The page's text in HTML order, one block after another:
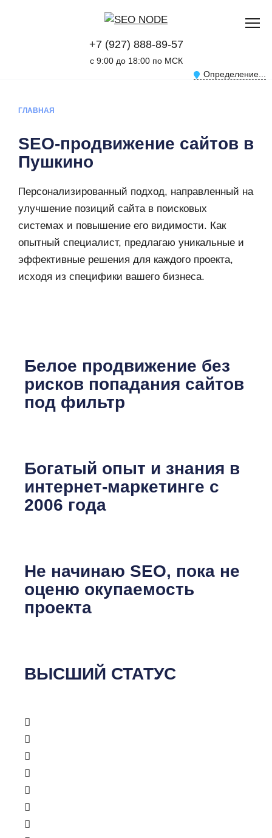
+7 (927) 888-89-57
с 9:00 до 18:00 по МСК
Определение...
ГЛАВНАЯ
SEO-продвижение сайтов в
Пушкино
Персонализированный подход, направленный на
улучшение позиций сайта в поисковых
системах и повышение его видимости. Как
опытный специалист, предлагаю уникальные и
эффективные решения для каждого проекта,
исходя из специфики вашего бизнеса.
Белое продвижение без
рисков попадания сайтов
под фильтр
Богатый опыт и знания в
интернет-маркетинге с
2006 года
Не начинаю SEO, пока не
оценю окупаемость
проекта
ВЫСШИЙ СТАТУС